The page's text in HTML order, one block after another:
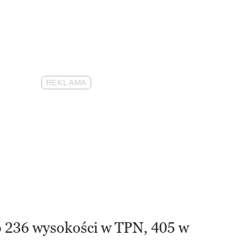
236 wysokości w TPN, 405 w